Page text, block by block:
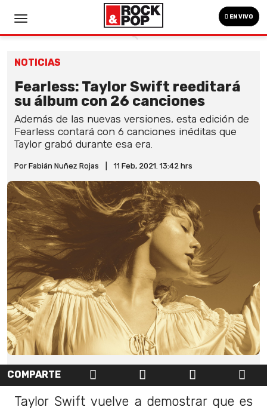
EN VIVO
NOTICIAS
Fearless: Taylor Swift reeditará
su álbum con 26 canciones
Además de las nuevas versiones, esta edición de
Fearless contará con 6 canciones inéditas que
Taylor grabó durante esa era.
Por Fabián Nuñez Rojas 11 Feb, 2021. 13:42 hrs
COMPARTE
Taylor Swift vuelve a demostrar que es